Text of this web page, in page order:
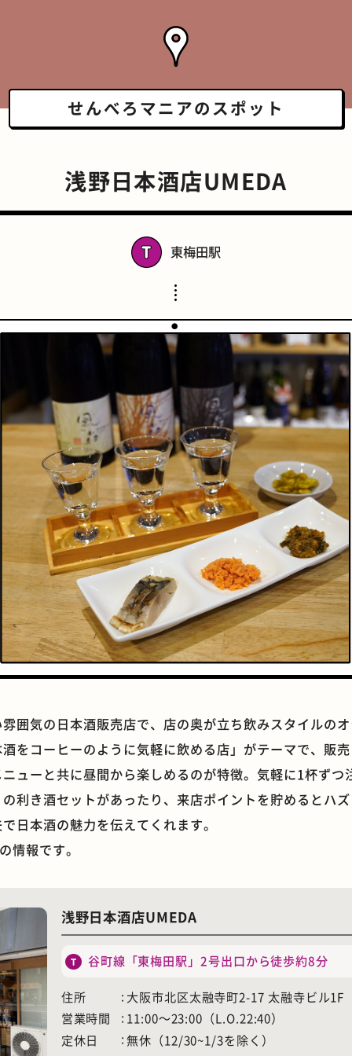
スポーツバー 橋
手芸 占い
ホテル 遊具
せんべろマニアの スポット
浅野日本酒店UMEDA
東梅田駅
囲気の日本酒販売店で、店の奥が立ち飲みスタイルの
をコーヒーのように気軽に飲める店」がテーマで、販
ニューと共に昼間から楽しめるのが特徴。気軽に1杯ずつ
利き酒セットがあったり、来店ポイントを貯めるとハ
日本酒の魅力を伝えてくれます。
情報です。
浅野日本酒店UMEDA
谷町線「東梅田駅」2号出口から徒歩約8分
住所
大阪市北区太融寺町2-17 太融寺ビル1F
営業時間
11:00〜23:00（L.O.22:40）
定休日
無休（12/30~1/3を除く）